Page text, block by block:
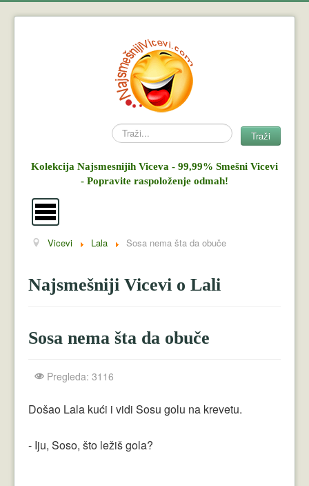
Search Traži
Kolekcija Najsmesnijih Viceva - 99,99% Smešni Vicevi
- Popravite raspoloženje odmah!
Vicevi
Mujo i Haso
Perica
Vicevi Razni
Vicevi Lala Sosa nema šta da obuče
Najsmešniji Vicevi o Lali
Sosa nema šta da obuče
Pregleda: 3116
Došao Lala kući i vidi Sosu golu na krevetu.
- Iju, Soso, što ležiš gola?